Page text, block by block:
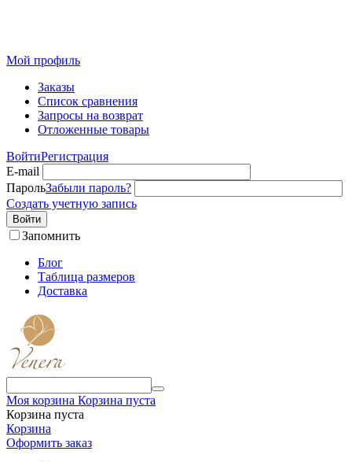
Мой профиль
Заказы
Список сравнения
Запросы на возврат
Отложенные товары
ВойтиРегистрация
E-mail
ПарольЗабыли пароль?
Создать учетную запись
Войти
Запомнить
Блог
Таблица размеров
Доставка
Моя корзина Корзина пуста
Корзина пуста
Корзина
Оформить заказ